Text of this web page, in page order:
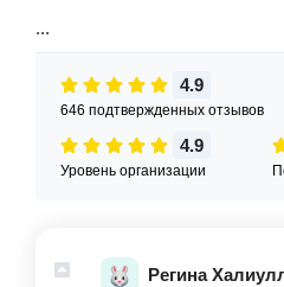
...
4.9
646 подтвержденных отзывов
4.9
Уровень организации
Регина